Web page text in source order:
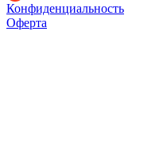
Конфиденциальность
Оферта